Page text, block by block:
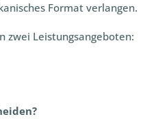
Format verlangen.
zwei Leistungsangeboten: